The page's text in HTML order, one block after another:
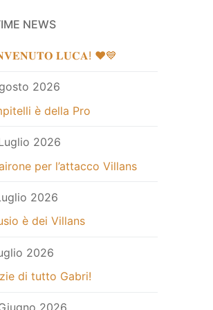
NEWS
𝐋𝐔𝐂𝐀! ❤️💙
2026
è della Pro
2026
per l’attacco Villans
2026
è dei Villans
2026
di tutto Gabri!